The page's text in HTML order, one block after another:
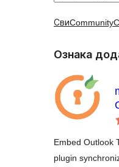
СвиCommunity
Ознака
Embed Outlook
plugin